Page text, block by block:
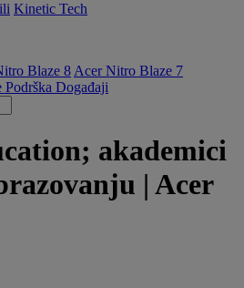
Kinetic Tech
Blaze 8 Acer Nitro Blaze 7
Podrška Događaji
akademici
| Acer